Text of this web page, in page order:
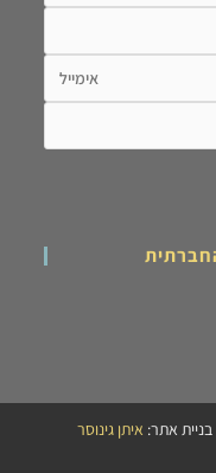
איתן גינוסר